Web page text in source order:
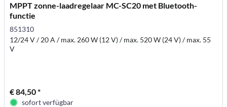
MPPT zonne-laadregelaar MC-SC20 met Bluetooth-
functie
851310
12/24 V / 20 A / max. 260 W (12 V) / max. 520 W (24 V) / max. 55
V
€ 84,50 *
sofort verfügbar